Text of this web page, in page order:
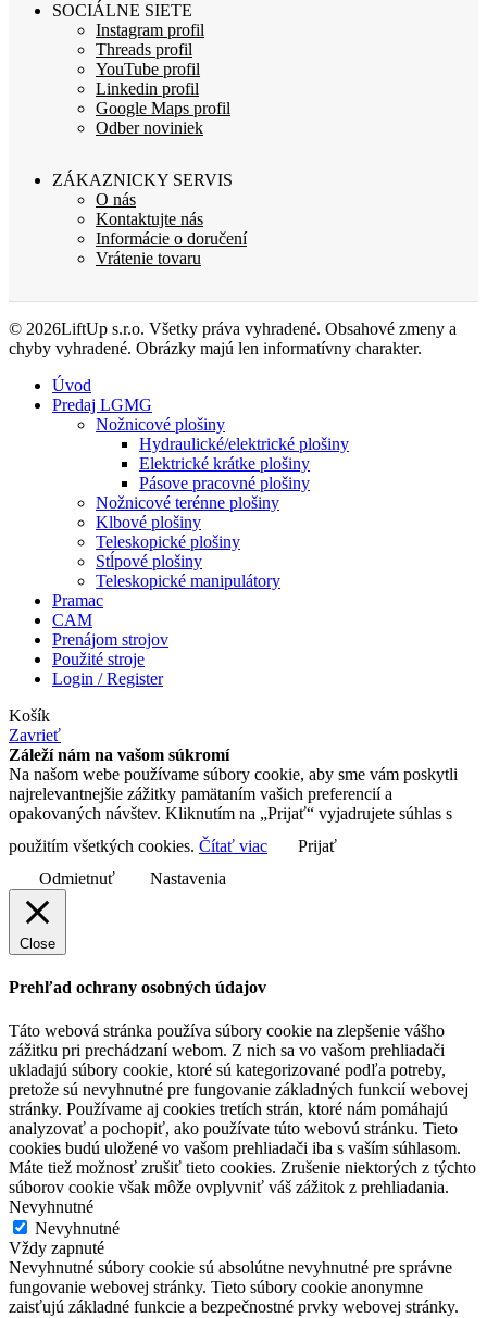
SOCIÁLNE SIETE
Instagram profil
Threads profil
YouTube profil
Linkedin profil
Google Maps profil
Odber noviniek
ZÁKAZNICKY SERVIS
O nás
Kontaktujte nás
Informácie o doručení
Vrátenie tovaru
© 2026LiftUp s.r.o. Všetky práva vyhradené. Obsahové zmeny a
chyby vyhradené. Obrázky majú len informatívny charakter.
Úvod
Predaj LGMG
Nožnicové plošiny
Hydraulické/elektrické plošiny
Elektrické krátke plošiny
Pásove pracovné plošiny
Nožnicové terénne plošiny
Klbové plošiny
Teleskopické plošiny
Stĺpové plošiny
Teleskopické manipulátory
Pramac
CAM
Prenájom strojov
Použité stroje
Login / Register
Košík
Zavrieť
Záleží nám na vašom súkromí
Na našom webe používame súbory cookie, aby sme vám poskytli
najrelevantnejšie zážitky pamätaním vašich preferencií a
opakovaných návštev. Kliknutím na „Prijať“ vyjadrujete súhlas s
použitím všetkých cookies. Čítať viac
Prijať
Odmietnuť
Nastavenia
Close
Prehľad ochrany osobných údajov
Táto webová stránka používa súbory cookie na zlepšenie vášho
zážitku pri prechádzaní webom. Z nich sa vo vašom prehliadači
ukladajú súbory cookie, ktoré sú kategorizované podľa potreby,
pretože sú nevyhnutné pre fungovanie základných funkcií webovej
stránky. Používame aj cookies tretích strán, ktoré nám pomáhajú
analyzovať a pochopiť, ako používate túto webovú stránku. Tieto
cookies budú uložené vo vašom prehliadači iba s vaším súhlasom.
Máte tiež možnosť zrušiť tieto cookies. Zrušenie niektorých z týchto
súborov cookie však môže ovplyvniť váš zážitok z prehliadania.
Nevyhnutné
Nevyhnutné
Vždy zapnuté
Nevyhnutné súbory cookie sú absolútne nevyhnutné pre správne
fungovanie webovej stránky. Tieto súbory cookie anonymne
zaisťujú základné funkcie a bezpečnostné prvky webovej stránky.